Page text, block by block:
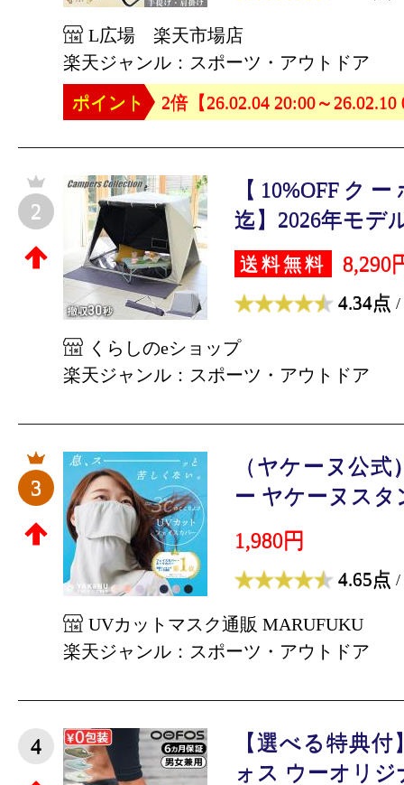
L広場 楽天市場店
楽天ジャンル：スポーツ・アウトドア
ポイント
2倍【26.02.04 20:00～26.02.10
2
【10%OFFク
迄】2026年モデ
送料無料 8,290
4.34点 /
くらしのeショップ
楽天ジャンル：スポーツ・アウトドア
3
（ヤケーヌ公
ー ヤケーヌスタ
1,980円
4.65点 /
UVカットマスク通販 MARUFUKU
楽天ジャンル：スポーツ・アウトドア
4
【選べる特典
ォス ウーオリジ